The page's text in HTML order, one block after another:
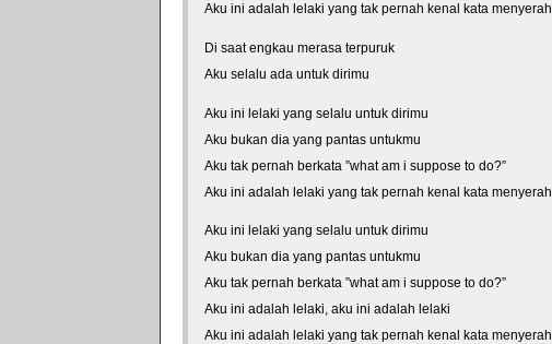
Aku ini adalah lelaki yang tak pernah kenal kata menyerah
Di saat engkau merasa terpuruk
Aku selalu ada untuk dirimu
Aku ini lelaki yang selalu untuk dirimu
Aku bukan dia yang pantas untukmu
Aku tak pernah berkata ”what am i suppose to do?”
Aku ini adalah lelaki yang tak pernah kenal kata menyerah
Aku ini lelaki yang selalu untuk dirimu
Aku bukan dia yang pantas untukmu
Aku tak pernah berkata ”what am i suppose to do?”
Aku ini adalah lelaki, aku ini adalah lelaki
Aku ini adalah lelaki yang tak pernah kenal kata menyerah